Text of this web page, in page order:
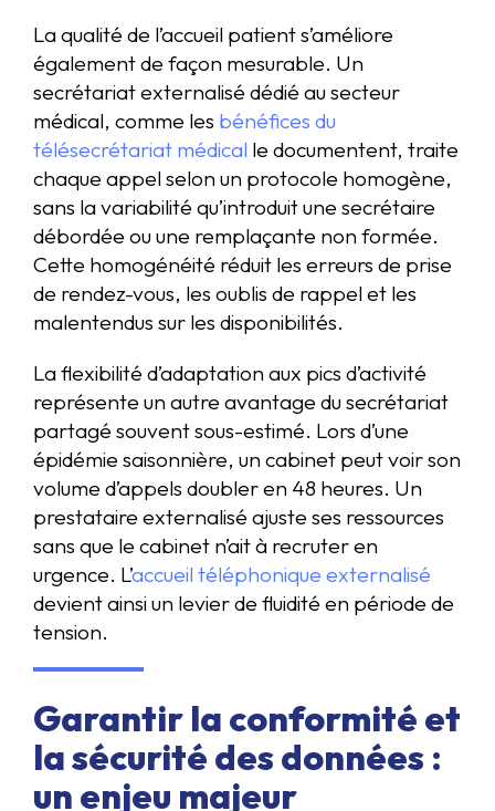
La qualité de l’accueil patient s’améliore
également de façon mesurable. Un
secrétariat externalisé dédié au secteur
médical, comme les bénéfices du
télésecrétariat médical le documentent, traite
chaque appel selon un protocole homogène,
sans la variabilité qu’introduit une secrétaire
débordée ou une remplaçante non formée.
Cette homogénéité réduit les erreurs de prise
de rendez-vous, les oublis de rappel et les
malentendus sur les disponibilités.
La flexibilité d’adaptation aux pics d’activité
représente un autre avantage du secrétariat
partagé souvent sous-estimé. Lors d’une
épidémie saisonnière, un cabinet peut voir son
volume d’appels doubler en 48 heures. Un
prestataire externalisé ajuste ses ressources
sans que le cabinet n’ait à recruter en
urgence. L’accueil téléphonique externalisé
devient ainsi un levier de fluidité en période de
tension.
Garantir la conformité et
la sécurité des données :
un enjeu majeur